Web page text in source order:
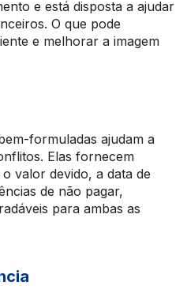
e está disposta a ajudar
O que pode
e melhorar a imagem
formuladas ajudam a
Elas fornecem
valor devido, a data de
de não pagar,
para ambas as